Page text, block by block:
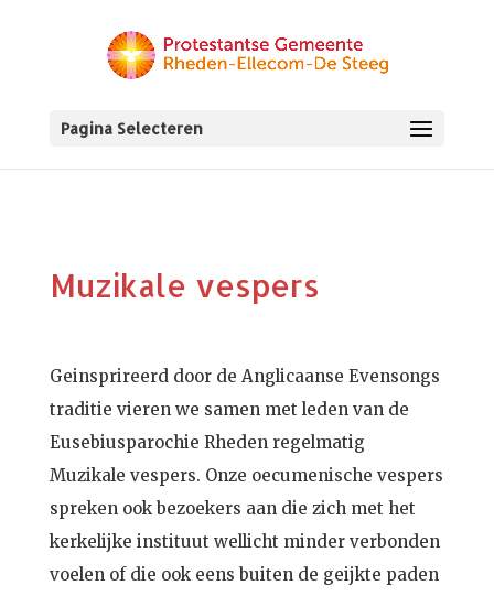
Pagina Selecteren
Muzikale vespers
Geinsprireerd door de Anglicaanse Evensongs
traditie vieren we samen met leden van de
Eusebiusparochie Rheden regelmatig
Muzikale vespers. Onze oecumenische vespers
spreken ook bezoekers aan die zich met het
kerkelijke instituut wellicht minder verbonden
voelen of die ook eens buiten de geijkte paden